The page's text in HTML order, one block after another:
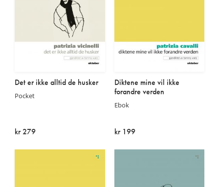
Det er ikke alltid de husker
Pocket
kr 279
Diktene mine vil ikke
forandre verden
Ebok
kr 199